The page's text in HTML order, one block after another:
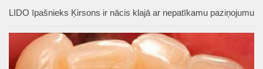
LIDO īpašnieks Ķirsons ir nācis klajā ar nepatīkamu paziņojumu